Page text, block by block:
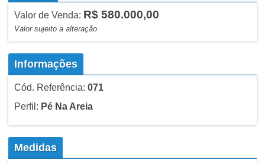
Valor de Venda: R$ 580.000,00
Valor sujeito a alteração
Informações
Cód. Referência: 071
Perfil: Pé Na Areia
Medidas